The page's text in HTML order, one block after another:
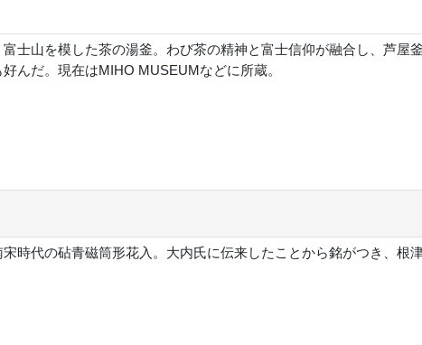
士山を模した茶の湯釜。わび茶の精神と富士信仰が融合し、芦屋
んだ。現在はMIHO MUSEUMなどに所蔵。
宋時代の砧青磁筒形花入。大内氏に伝来したことから銘がつき、根